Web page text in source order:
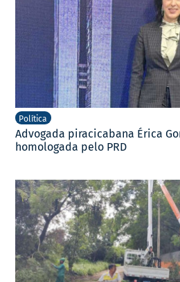
Política
Advogada piracicabana Érica
homologada pelo PRD